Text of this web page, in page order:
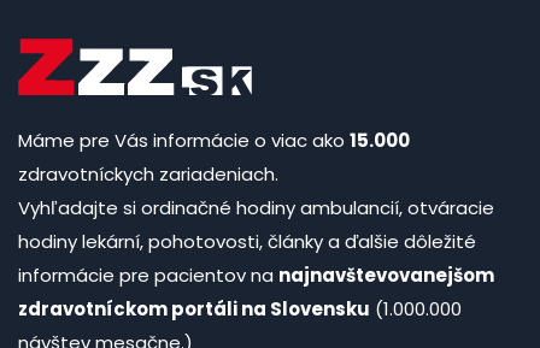
Máme pre Vás informácie o viac ako 15.000
zdravotníckych zariadeniach.
Vyhľadajte si ordinačné hodiny ambulancií, otváracie
hodiny lekární, pohotovosti, články a ďalšie dôležité
informácie pre pacientov na najnavštevovanejšom
zdravotníckom portáli na Slovensku (1.000.000
návštev mesačne.)